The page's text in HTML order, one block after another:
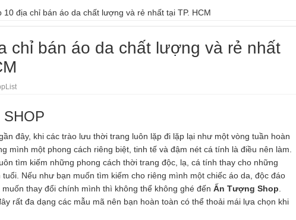
10 địa chỉ bán áo da chất lượng và rẻ nhất tại TP. HCM
chỉ bán áo da chất lượng và rẻ nhất
SHOP
đây, khi các trào lưu thời trang luôn lặp đi lặp lại như một vòng tuần hoàn
mình một phong cách riêng biệt, tinh tế và đậm nét cá tính là điều nên làm.
tìm kiếm những phong cách thời trang độc, lạ, cá tính thay cho những
Nếu như bạn muốn tìm kiếm cho riêng mình một chiếc áo da, độc đáo
thay đổi chính mình thì không thể không ghé đến Ấn Tượng Shop
rất đa dạng các mẫu mã nên bạn hoàn toàn có thể thoải mái lựa chọn khi